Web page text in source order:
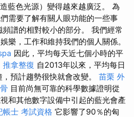
藍色光源）變得越來越廣泛。 為
需要了解有關人眼功能的一些事
譜的相對較小的部分。 我們經常
樂，工作和維持我們的個人關係。
因此，平均每天近七個小時的平
推拿整復 自2013年以來，平均每日
預計趨勢很快就會改變。 苗栗 外
目前尚無可靠的科學數據證明從
和其他數字設備中引起的藍光會產
帳士 考試資格 它影響了90％的匈